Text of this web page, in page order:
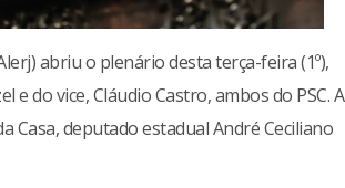
abriu o plenário desta terça-feira (1º),
do vice, Cláudio Castro, ambos do PSC. A
Casa, deputado estadual André Ceciliano